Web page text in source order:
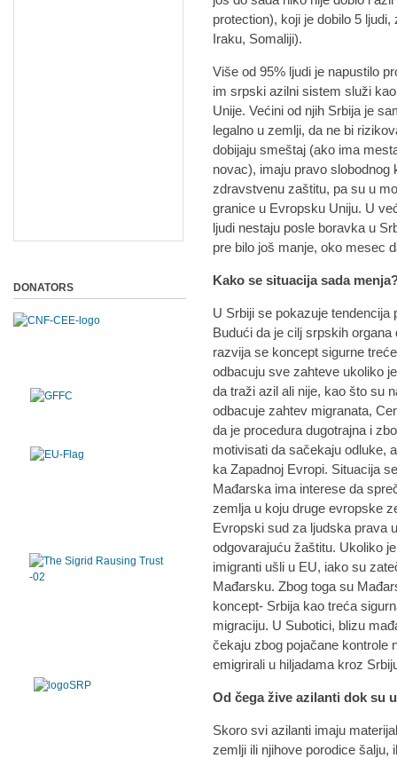
protection), koji je dobilo 5
Iraku, Somaliji).
Više od 95% ljudi je napustilo
im srpski azilni sistem služi
Unije. Većini od njih Srbija je
legalno u zemlji, da ne bi
dobijaju smeštaj (ako ima
novac), imaju pravo slobodnog
zdravstvenu zaštitu, pa su u
granice u Evropsku Uniju. U
ljudi nestaju posle boravka u
pre bilo još manje, oko mesec
Kako se situacija sada
U Srbiji se pokazuje tendencija
Budući da je cilj srpskih
razvija se koncept sigurne
odbacuju sve zahteve ukoliko
da traži azil ali nije, kao što su
odbacuje zahtev migranata,
da je procedura dugotrajna i
motivisati da sačekaju odluke,
ka Zapadnoj Evropi. Situacija
Mađarska ima interese da
zemlja u koju druge evropske
Evropski sud za ljudska prava
odgovarajuću žaštitu. Ukoliko
imigranti ušli u EU, iako su
Mađarsku. Zbog toga su
koncept- Srbija kao treća
migraciju. U Subotici, blizu
čekaju zbog pojačane kontrole
emigrirali u hiljadama kroz
Od čega žive azilanti dok su
Skoro svi azilanti imaju
zemlji ili njihove porodice šalju,
DONATORS